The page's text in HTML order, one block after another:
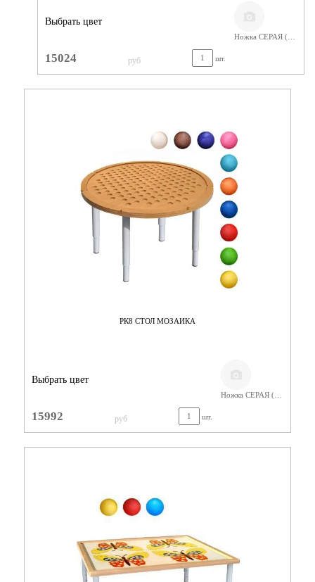
Выбрать цвет
15024 руб шт.
РК8 СТОЛ МОЗАИКА
Выбрать цвет
15992 руб шт.